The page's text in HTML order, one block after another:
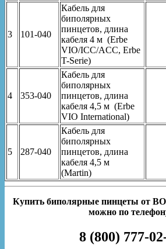
3 101-040
Кабель для
биполярных
пинцетов, длина
кабеля 4 м (Erbe
VIO/ICC/ACC, Erbe
T-Serie)
4 353-040
Кабель для
биполярных
пинцетов, длина
кабеля 4,5 м (Erbe
VIO International)
5 287-040
Кабель для
биполярных
пинцетов, длина
кабеля 4,5 м
(Martin)
Купить биполярные пинцеты от
можно по
8 (800) 777-